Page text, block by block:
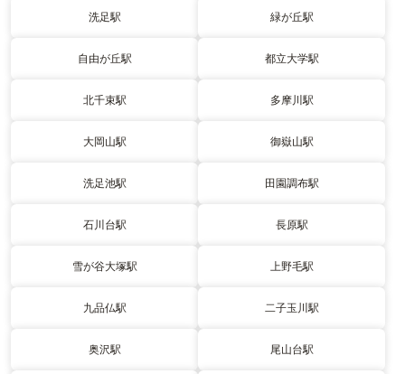
洗足駅 緑が丘駅
自由が丘駅 都立大学駅
北千束駅 多摩川駅
大岡山駅 御嶽山駅
洗足池駅 田園調布駅
石川台駅 長原駅
雪が谷大塚駅 上野毛駅
九品仏駅 二子玉川駅
奥沢駅 尾山台駅